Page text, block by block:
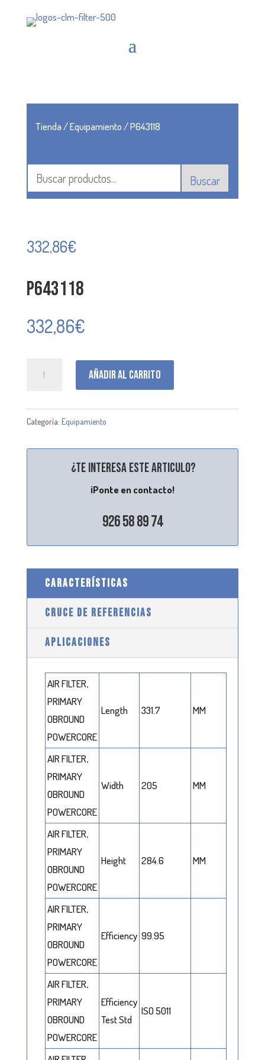
Tienda/Equipamiento/ P643118
Buscar
332,86€
P643118
332,86€
Añadir al carrito
Categoría: Equipamiento
¿Te interesa este articulo?
¡Ponte en contacto!
926 58 89 74
CARACTERÍSTICAS
CRUCE DE REFERENCIAS
APLICACIONES
AIR FILTER,
PRIMARY
OBROUND
POWERCORE
Length 331.7 MM
AIR FILTER,
PRIMARY
OBROUND
POWERCORE
Width 205 MM
AIR FILTER,
PRIMARY
OBROUND
POWERCORE
Height 284.6 MM
AIR FILTER,
PRIMARY
OBROUND
POWERCORE
Efficiency 99.95
AIR FILTER,
PRIMARY
OBROUND
POWERCORE
Efficiency
Test Std
ISO 5011